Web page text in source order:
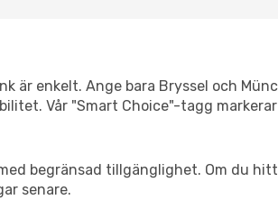
är enkelt. Ange bara Bryssel och
Vår "Smart Choice"-tagg
begränsad tillgänglighet. Om du
senare.